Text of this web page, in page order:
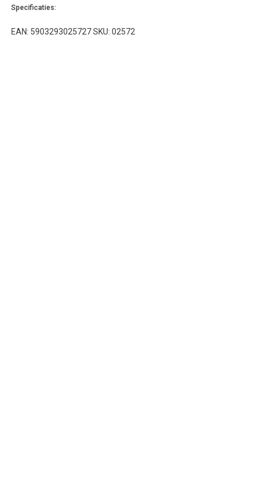
Specificaties:
EAN: 5903293025727 SKU: 02572